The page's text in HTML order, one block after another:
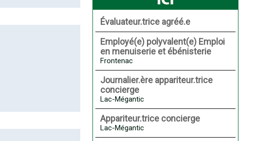
Évaluateur.trice agréé.e
Employé(e) polyvalent(e) Emploi
en menuiserie et ébénisterie
Frontenac
Journalier.ère appariteur.trice
concierge
Lac-Mégantic
Appariteur.trice concierge
Lac-Mégantic